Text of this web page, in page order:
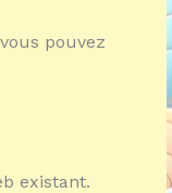
pouvez
existant.